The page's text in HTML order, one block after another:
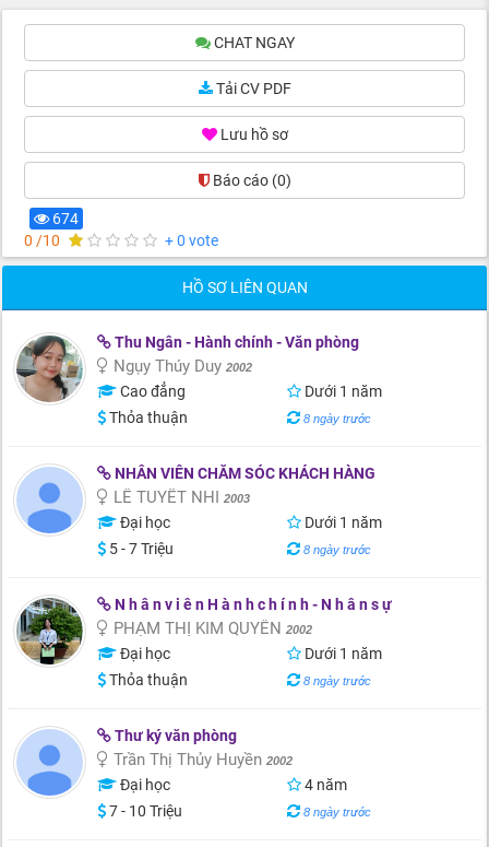
CHAT NGAY
Tải CV PDF
Lưu hồ sơ
Báo cáo (0)
674
0 /10
+ 0 vote
HỒ SƠ LIÊN QUAN
Thu Ngân - Hành chính - Văn phòng
Ngụy Thúy Duy 2002
Cao đẳng
Dưới 1 năm
Thỏa thuận
8 ngày trước
NHÂN VIÊN CHĂM SÓC KHÁCH HÀNG
LÊ TUYẾT NHI 2003
Đại học
Dưới 1 năm
5 - 7 Triệu
8 ngày trước
N h â n v i ê n H à n h c h í n h - N h â n s ự
PHẠM THỊ KIM QUYÊN 2002
Đại học
Dưới 1 năm
Thỏa thuận
8 ngày trước
Thư ký văn phòng
Trần Thị Thủy Huyền 2002
Đại học
4 năm
7 - 10 Triệu
8 ngày trước